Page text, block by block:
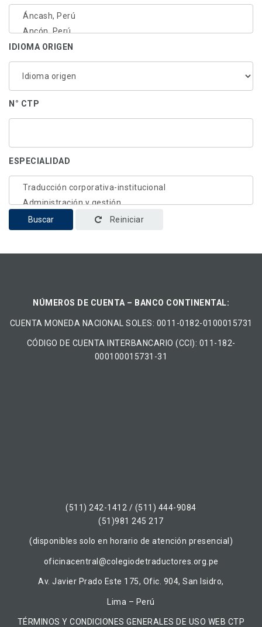
IDIOMA ORIGEN
N° CTP
ESPECIALIDAD
Buscar Reiniciar
NÚMEROS DE CUENTA – BANCO CONTINENTAL:
CUENTA MONEDA NACIONAL​ ​SOLES​: 0011-0182-0100015731
CÓDIGO DE CUENTA INTERBANCARIO (CCI): 011-182-
000100015731-31
(511) 242-1412 / (511) 444-9084
(51)981 245 217
(disponibles solo en horario de atención presencial)
oficinacentral@colegiodetraductores.org.pe
Av. Javier Prado Este 175, Ofic. 904, San Isidro,
Lima – Perú
TÉRMINOS Y CONDICIONES GENERALES DE USO WEB CTP